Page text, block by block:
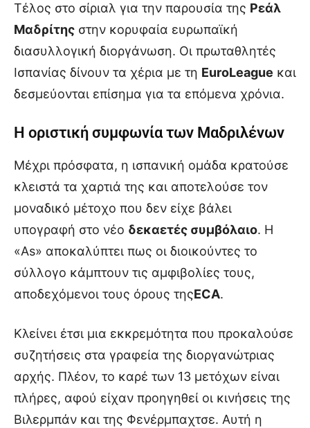
Τέλος στο σίριαλ για την παρουσία της Ρεάλ
Μαδρίτης στην κορυφαία ευρωπαϊκή
διασυλλογική διοργάνωση. Οι πρωταθλητές
Ισπανίας δίνουν τα χέρια με τη EuroLeague και
δεσμεύονται επίσημα για τα επόμενα χρόνια.
Η οριστική συμφωνία των Μαδριλένων
Μέχρι πρόσφατα, η ισπανική ομάδα κρατούσε
κλειστά τα χαρτιά της και αποτελούσε τον
μοναδικό μέτοχο που δεν είχε βάλει
υπογραφή στο νέο δεκαετές συμβόλαιο. Η
«As» αποκαλύπτει πως οι διοικούντες το
σύλλογο κάμπτουν τις αμφιβολίες τους,
αποδεχόμενοι τους όρους τηςECA.
Κλείνει έτσι μια εκκρεμότητα που προκαλούσε
συζητήσεις στα γραφεία της διοργανώτριας
αρχής. Πλέον, το καρέ των 13 μετόχων είναι
πλήρες, αφού είχαν προηγηθεί οι κινήσεις της
Βιλερμπάν και της Φενέρμπαχτσε. Αυτή η